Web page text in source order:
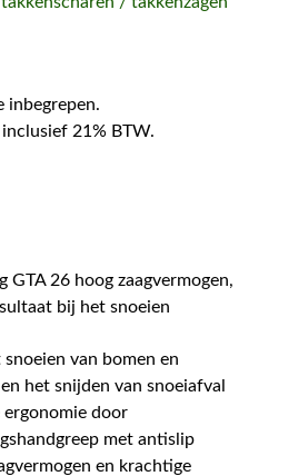
inbegrepen.
21% BTW.
GTA 26 hoog zaagvermogen,
bij het snoeien
van bomen en
het snijden van snoeiafval
ergonomie door
met antislip
en krachtige